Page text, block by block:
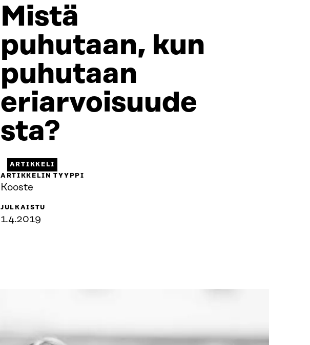
Mistä
puhutaan, kun
puhutaan
eriarvoisuude
sta?
ARTIKKELI
ARTIKKELIN TYYPPI
Kooste
JULKAISTU
1.4.2019